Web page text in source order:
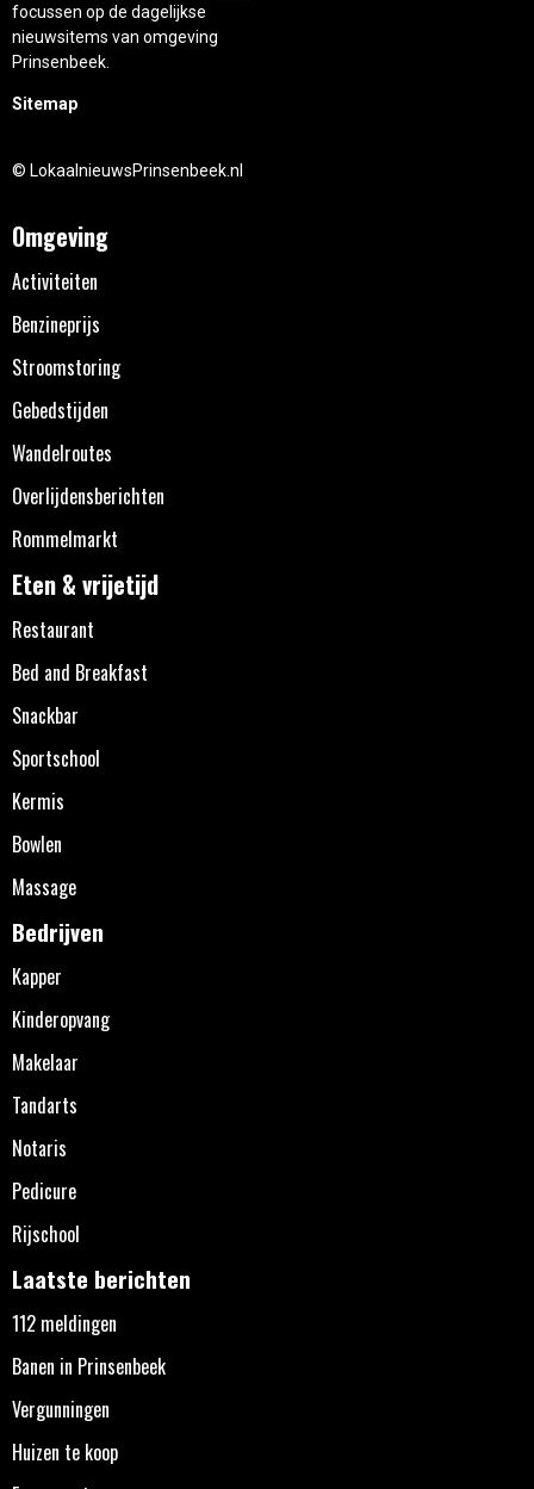
focussen op de dagelijkse
nieuwsitems van omgeving
Prinsenbeek.
Sitemap
© LokaalnieuwsPrinsenbeek.nl
Omgeving
Activiteiten
Benzineprijs
Stroomstoring
Gebedstijden
Wandelroutes
Overlijdensberichten
Rommelmarkt
Eten & vrijetijd
Restaurant
Bed and Breakfast
Snackbar
Sportschool
Kermis
Bowlen
Massage
Bedrijven
Kapper
Kinderopvang
Makelaar
Tandarts
Notaris
Pedicure
Rijschool
Laatste berichten
112 meldingen
Banen in Prinsenbeek
Vergunningen
Huizen te koop